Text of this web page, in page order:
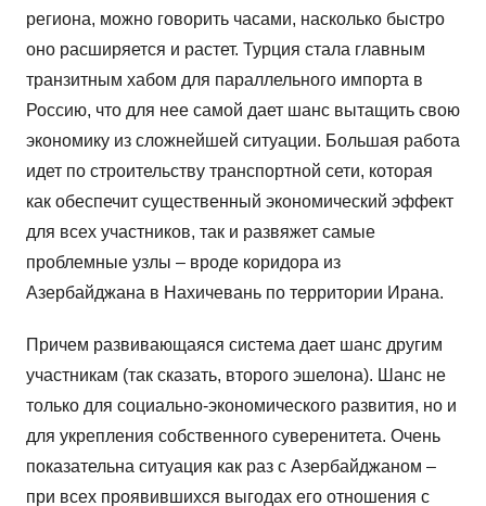
региона, можно говорить часами, насколько быстро
оно расширяется и растет. Турция стала главным
транзитным хабом для параллельного импорта в
Россию, что для нее самой дает шанс вытащить свою
экономику из сложнейшей ситуации. Большая работа
идет по строительству транспортной сети, которая
как обеспечит существенный экономический эффект
для всех участников, так и развяжет самые
проблемные узлы – вроде коридора из
Азербайджана в Нахичевань по территории Ирана.
Причем развивающаяся система дает шанс другим
участникам (так сказать, второго эшелона). Шанс не
только для социально-экономического развития, но и
для укрепления собственного суверенитета. Очень
показательна ситуация как раз с Азербайджаном –
при всех проявившихся выгодах его отношения с